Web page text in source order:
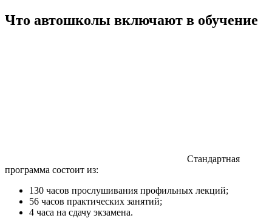
Что автошколы включают в обучение
Стандартная
программа состоит из:
130 часов прослушивания профильных лекций;
56 часов практических занятий;
4 часа на сдачу экзамена.